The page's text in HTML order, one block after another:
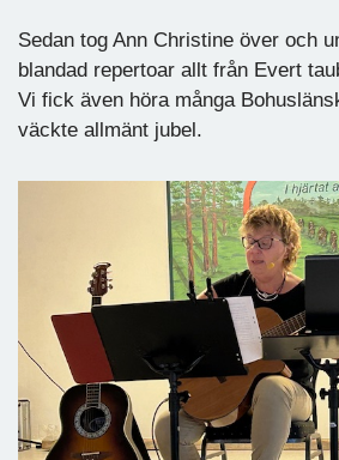
Sedan tog Ann Christine över och
blandad repertoar allt från Evert
Vi fick även höra många
väckte allmänt jubel.